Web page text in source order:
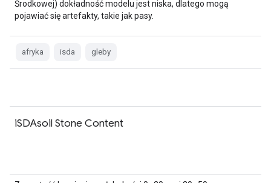
Środkowej) dokładność modelu jest niska, dlatego mogą
pojawiać się artefakty, takie jak pasy.
afryka isda gleby
iSDAsoil Stone Content